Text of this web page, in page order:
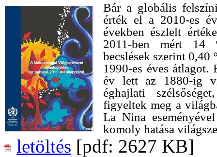
Bár a globális
érték el a 2010-es
években észlelt
2011-ben mért 14
becslések szerint 0,40
1990-es éves átlagot.
év lett az 1880-ig
éghajlati
figyeltek meg a
La Nina
komoly hatása
letöltés [pdf: 2627 KB]